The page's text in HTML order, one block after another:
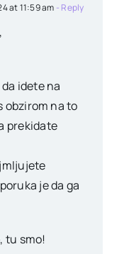
at 11:59 am - Reply
idete na
obzirom na to
prekidate
je da ga
tu smo!